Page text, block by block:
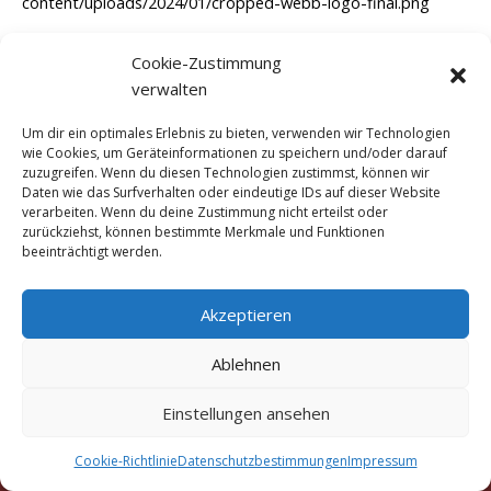
Cookie-Zustimmung
verwalten
Um dir ein optimales Erlebnis zu bieten, verwenden wir Technologien
wie Cookies, um Geräteinformationen zu speichern und/oder darauf
zuzugreifen. Wenn du diesen Technologien zustimmst, können wir
Daten wie das Surfverhalten oder eindeutige IDs auf dieser Website
verarbeiten. Wenn du deine Zustimmung nicht erteilst oder
zurückziehst, können bestimmte Merkmale und Funktionen
beeinträchtigt werden.
Akzeptieren
Ablehnen
Einstellungen ansehen
Cookie-RichtlinieDatenschutzbestimmungenImpressum
Vorheriger Medien
Massage München Truderinger Straße 306a, 81825